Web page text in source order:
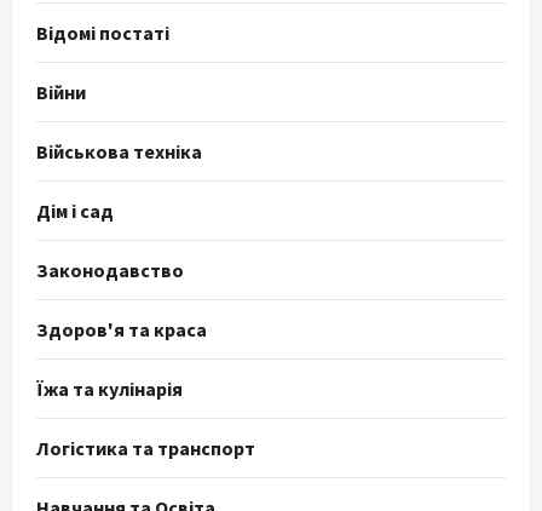
Відомі постаті
Війни
Військова техніка
Дім і сад
Законодавство
Здоров'я та краса
Їжа та кулінарія
Логістика та транспорт